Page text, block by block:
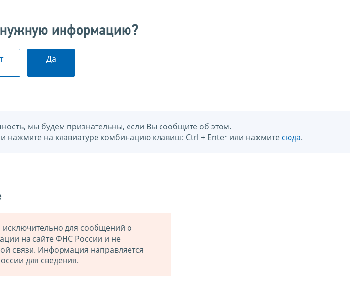
информацию?
Да
мы будем признательны, если Вы сообщите об этом.
нажмите на клавиатуре комбинацию клавиш: Ctrl + Enter или нажмите сюда.
для сообщений о
на сайте ФНС России и не
связи. Информация направляется
для сведения.